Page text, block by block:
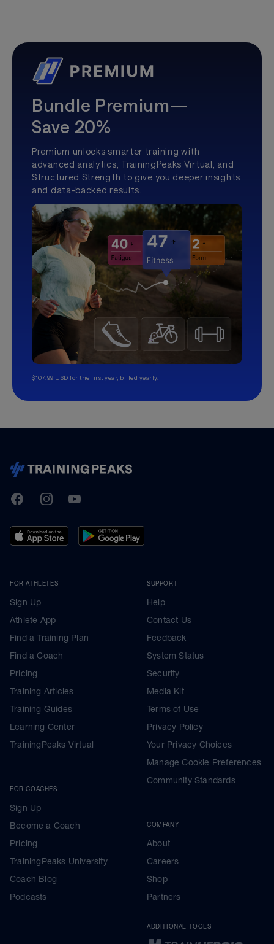
Bundle Premium—
Save 20%
Premium unlocks smarter training with
advanced analytics, TrainingPeaks Virtual, and
Structured Strength to give you deeper insights
and data-backed results.
$107.99 USD for the first year, billed yearly.
TrainingPeaks
FacebookInstagramYoutube
FOR ATHLETES
Sign Up
Athlete App
Find a Training Plan
Find a Coach
Pricing
Training Articles
Training Guides
Learning Center
TrainingPeaks Virtual
FOR COACHES
Sign Up
Become a Coach
Pricing
TrainingPeaks University
Coach Blog
Podcasts
SUPPORT
Help
Contact Us
Feedback
System Status
Security
Media Kit
Terms of Use
Privacy Policy
Your Privacy Choices
Manage Cookie Preferences
Community Standards
COMPANY
About
Careers
Shop
Partners
ADDITIONAL TOOLS